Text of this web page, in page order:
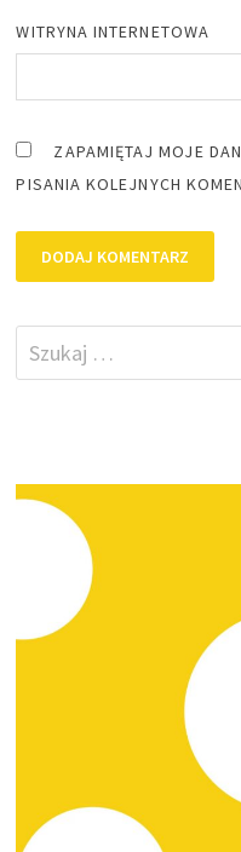
WITRYNA INTERNETOWA
ZAPAMIĘTAJ MOJE
PISANIA KOLEJNYCH
Szukaj: